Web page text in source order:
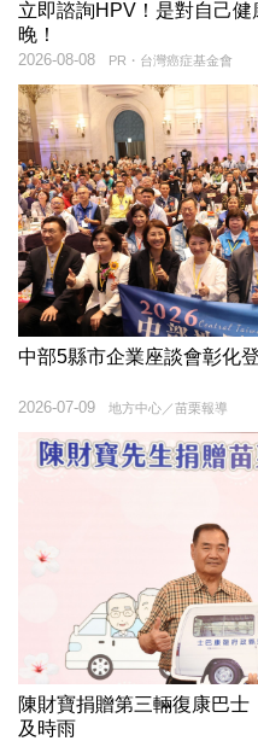
立即諮詢HPV！是對自己
晚！
PR・台灣癌症基金會
2026-08-08
中部5縣市企業座談會彰化
地方中心／苗栗報導
2026-07-09
陳財寶捐贈第三輛復康巴
及時雨